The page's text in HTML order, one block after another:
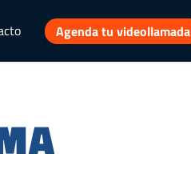
Agenda tu videollamada